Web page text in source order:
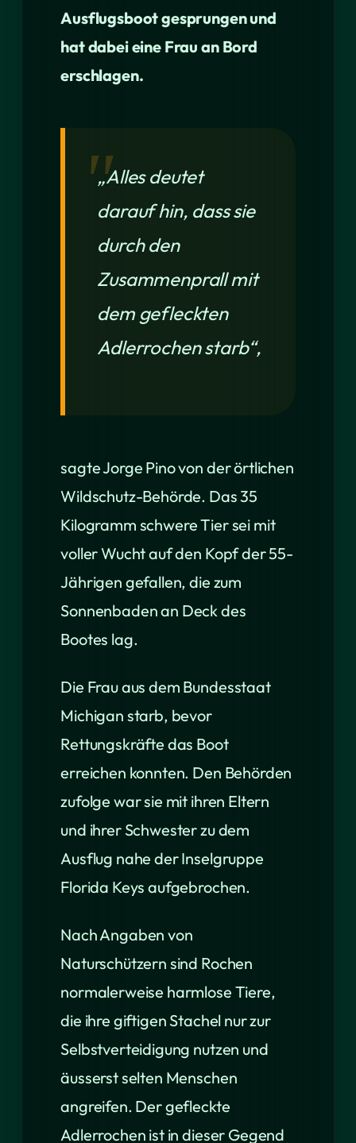
Ausflugsboot gesprungen und
hat dabei eine Frau an Bord
erschlagen.
„Alles deutet
darauf hin, dass sie
durch den
Zusammenprall mit
dem gefleckten
Adlerrochen starb“,
sagte Jorge Pino von der örtlichen
Wildschutz-Behörde. Das 35
Kilogramm schwere Tier sei mit
voller Wucht auf den Kopf der 55-
Jährigen gefallen, die zum
Sonnenbaden an Deck des
Bootes lag.
Die Frau aus dem Bundesstaat
Michigan starb, bevor
Rettungskräfte das Boot
erreichen konnten. Den Behörden
zufolge war sie mit ihren Eltern
und ihrer Schwester zu dem
Ausflug nahe der Inselgruppe
Florida Keys aufgebrochen.
Nach Angaben von
Naturschützern sind Rochen
normalerweise harmlose Tiere,
die ihre giftigen Stachel nur zur
Selbstverteidigung nutzen und
äusserst selten Menschen
angreifen. Der gefleckte
Adlerrochen ist in dieser Gegend